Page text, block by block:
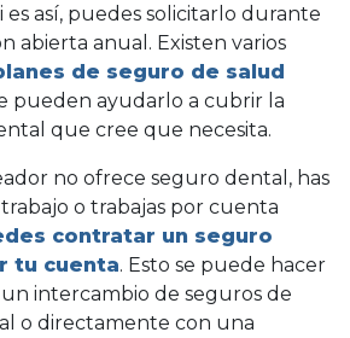
es así, puedes solicitarlo durante
abierta anual. Existen varios
de seguro de salud
pueden ayudarlo a cubrir la
que cree que necesita.
no ofrece seguro dental, has
o trabajas por cuenta
contratar un seguro
tu cuenta. Esto se puede hacer
intercambio de seguros de
o directamente con una